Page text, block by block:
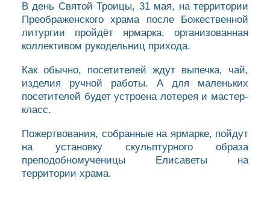
В день Святой Троицы, 31 мая, на территории
Преображенского храма после Божественной
литургии пройдёт ярмарка, организованная
коллективом рукодельниц прихода.
Как обычно, посетителей ждут выпечка, чай,
изделия ручной работы. А для маленьких
посетителей будет устроена лотерея и мастер-
класс.
Пожертвования, собранные на ярмарке, пойдут
на установку скульптурного образа
преподобномученицы Елисаветы на
территории храма.